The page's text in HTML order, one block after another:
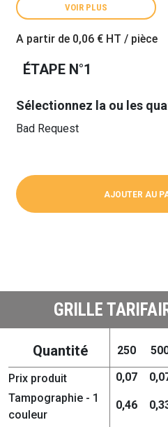
VOIR PLUS
A partir de 0,06 € HT / pièce
ÉTAPE N°1
Sélectionnez la ou les
Bad Request
AJOUTER AU
GRILLE
Quantité 250
Prix produit 0,07
Tampographie - 1
couleur
0,46